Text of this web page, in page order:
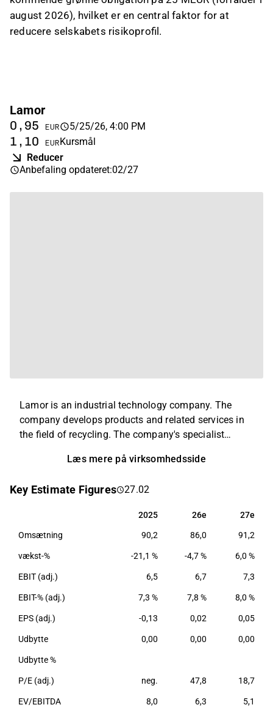
august 2026), hvilket er en central faktor for at
reducere selskabets risikoprofil.
Lamor
0,95 EUR 5/25/26, 4:00 PM
1,10 EURKursmål
Reducer
Anbefaling opdateret:02/27
Lamor is an industrial technology company. The
company develops products and related services in
the field of recycling. The company's specialist
used in waste management and water treatment. In
installation services are offered. Customers are
Læs mere på virksomhedsside
Key Estimate Figures 27.02
2025 26e 27e
2025 26e 27e
Omsætning 90,2 86,0 91,2
vækst-% -21,1 % -4,7 % 6,0 %
EBIT (adj.) 6,5 6,7 7,3
EBIT-% (adj.) 7,3 % 7,8 % 8,0 %
EPS (adj.) -0,13 0,02 0,05
Udbytte 0,00 0,00 0,00
Udbytte %
P/E (adj.) neg. 47,8 18,7
EV/EBITDA 8,0 6,3 5,1